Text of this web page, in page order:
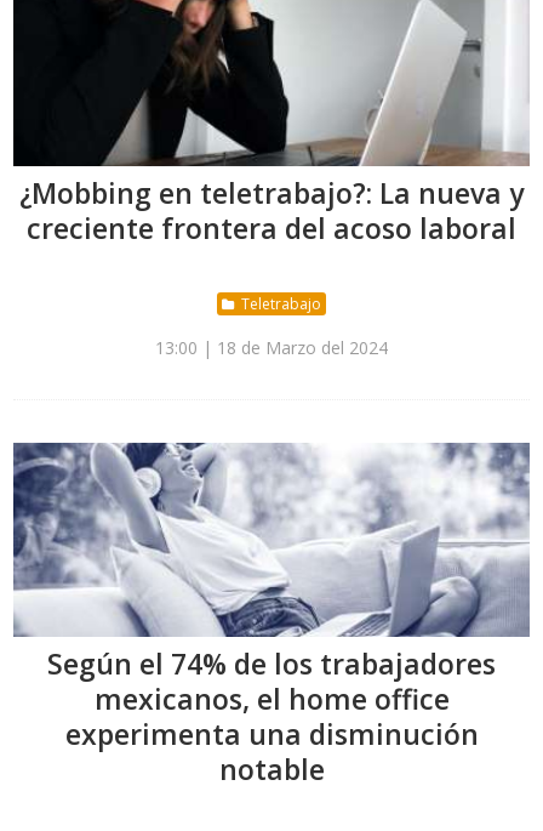
¿Mobbing en teletrabajo?: La nueva y
creciente frontera del acoso laboral
Teletrabajo
13:00 | 18 de Marzo del 2024
Según el 74% de los trabajadores
mexicanos, el home office
experimenta una disminución
notable